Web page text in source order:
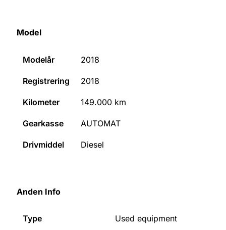
Model
Modelår 2018
Registrering 2018
Kilometer 149.000 km
Gearkasse AUTOMAT
Drivmiddel Diesel
Anden Info
Type Used equipment